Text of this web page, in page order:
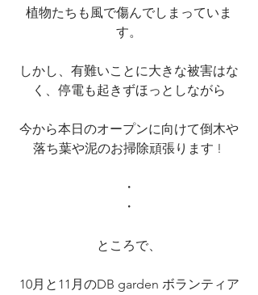
植物たちも風で傷んでしまっていま
す。
しかし、有難いことに大きな被害はな
く、停電も起きずほっとしながら
今から本日のオープンに向けて倒木や
落ち葉や泥のお掃除頑張ります !
・
・
ところで、
10月と11月のDB garden ボランティア